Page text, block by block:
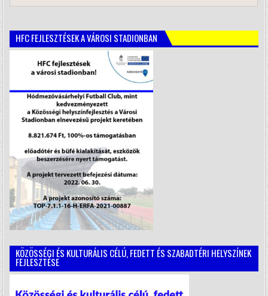
HFC FEJLESZTÉSEK A VÁROSI STADIONBAN
KÖZÖSSÉGI ÉS KULTURÁLIS CÉLÚ, FEDETT ÉS SZABADTÉRI HELYSZÍNEK
FEJLESZTÉSE